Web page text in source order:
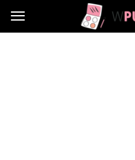
wPudrze.pl